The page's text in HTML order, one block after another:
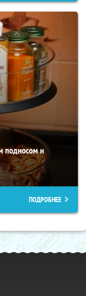
подносом и
ПОДРОБНЕЕ